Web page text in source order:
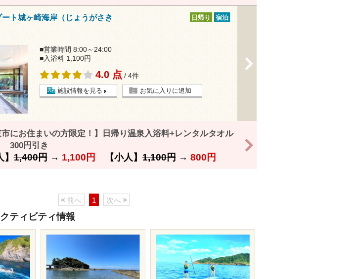
ト城ヶ崎海岸（じょうがさき
日帰り 宿泊
■営業時間 8:00～24:00
■入浴料 1,100円
4.0 点 / 4件
施設情報を見る お気に入りに追加
市にお住まいの方限定！】日帰り温泉入浴料+レンタルタオル
300円引き
】1,400円→ 1,100円 【小人】1,100円→ 800円
前へ 1 次へ
ティビティ情報